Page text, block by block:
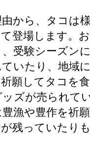
から、タコは
登場します。
受験シーズン
いたり、地域
願してタコを
ズが売られて
漁や豊作を祈
残っていたりも